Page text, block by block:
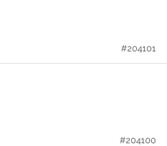
#204101
#204100